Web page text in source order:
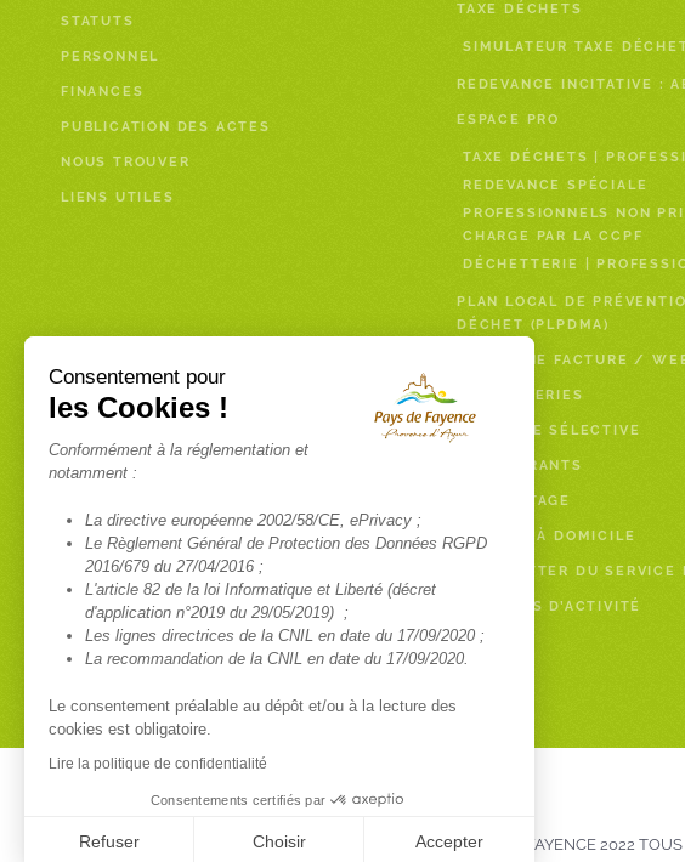
Consentement pour
les Cookies !
Conformément à la réglementation et
notamment :
La directive européenne 2002/58/CE, ePrivacy ;
Le Règlement Général de Protection des Données RGPD
2016/679 du 27/04/2016 ;
L'article 82 de la loi Informatique et Liberté (décret
d'application n°2019 du 29/05/2019) ;
Les lignes directrices de la CNIL en date du 17/09/2020 ;
La recommandation de la CNIL en date du 17/09/2020.
Le consentement préalable au dépôt et/ou à la lecture des
cookies est obligatoire.
Lire la politique de confidentialité
Consentements certifiés par
Refuser Choisir Accepter
STATUTS
PERSONNEL
FINANCES
PUBLICATION DES ACTES
NOUS TROUVER
LIENS UTILES
TAXE DÉCHETS
SIMULATEUR TAXE
REDEVANCE INCITATIVE :
ESPACE PRO
TAXE DÉCHETS |
REDEVANCE SPÉCIALE
PROFESSIONNELS NON
CHARGE PAR LA CCPF
DÉCHETTERIE |
PLAN LOCAL DE
DÉCHET (PLPDMA)
PAYER UNE FACTURE /
DÉCHETTERIES
COLLECTE SÉLECTIVE
ENCOMBRANTS
COMPOSTAGE
BROYAGE À DOMICILE
NEWSLETTER DU SERVICE
RAPPORTS D’ACTIVITÉ
© COMMUNAUTÉ DE COMMUNES DU PAYS DE FAYENCE 2022 TOUS